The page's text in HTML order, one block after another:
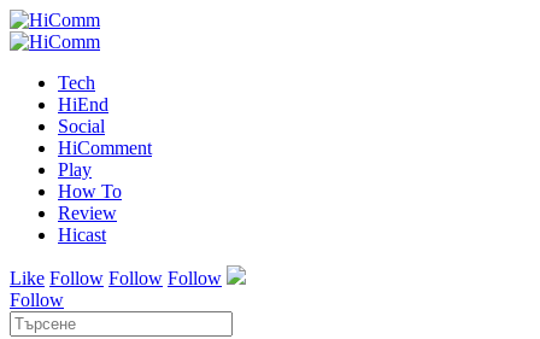
Tech
HiEnd
Social
HiComment
Play
How To
Review
Hicast
Like Follow Follow Follow
Follow